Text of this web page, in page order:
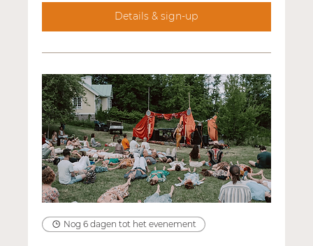
Details & sign-up
Nog 6 dagen tot het evenement